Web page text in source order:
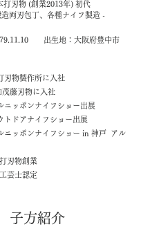
打刃物 (創業2013年) 初代
両刃包丁、各種ナイフ製造 -
出生地：大阪府豊中市
物製作所に入社
藤刃物に入社
ッポンナイフショー出展
ドアナイフショー出展
ッポンナイフショー in 神戸 アル
刃物創業
芸士認定
​子方紹介